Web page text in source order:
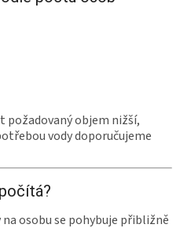
požadovaný objem nižší,
vody doporučujeme
osobu se pohybuje přibližně